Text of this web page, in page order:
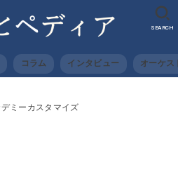
コラム インタビュー オーケス
SEARCH
ミーカスタマイズ